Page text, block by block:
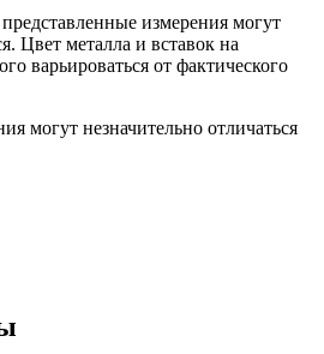
измерения могут
Цвет металла и вставок на
варьироваться от фактического
могут незначительно отличаться